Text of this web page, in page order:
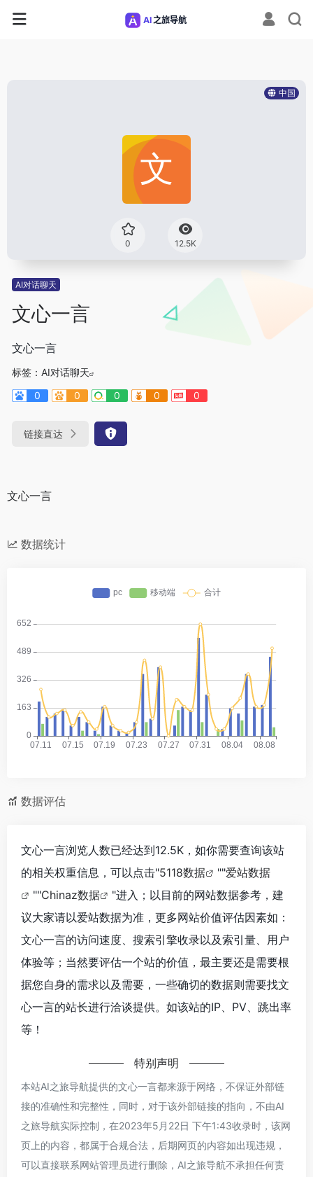
中国
0 12.5K
AI对话聊天
文心一言
文心一言
标签： AI对话聊天
0
0 0 0 0
链接直达
文心一言
数据统计
数据评估
文心一言浏览人数已经达到12.5K，如你需要查询该站
的相关权重信息，可以点击"5118数据 ""爱站数据
""Chinaz数据
"进入；以目前的网站数据参考，建
议大家请以爱站数据为准，更多网站价值评估因素如：
文心一言的访问速度、搜索引擎收录以及索引量、用户
体验等；当然要评估一个站的价值，最主要还是需要根
据您自身的需求以及需要，一些确切的数据则需要找文
心一言的站长进行洽谈提供。如该站的IP、PV、跳出率
等！
特别声明
本站AI之旅导航提供的文心一言都来源于网络，不保证外部链
接的准确性和完整性，同时，对于该外部链接的指向，不由AI
之旅导航实际控制，在2023年5月22日 下午1:43收录时，该网
页上的内容，都属于合规合法，后期网页的内容如出现违规，
可以直接联系网站管理员进行删除，AI之旅导航不承担任何责